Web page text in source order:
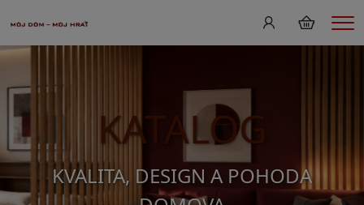
KATALOG
KVALITA, DESIGN A POHODA